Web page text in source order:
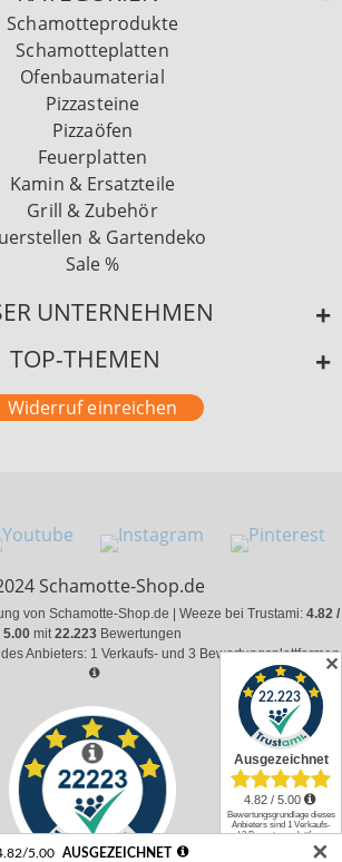
Schamotteprodukte
Schamotteplatten
Ofenbaumaterial
Pizzasteine
Pizzaöfen
Feuerplatten
Kamin & Ersatzteile
Grill & Zubehör
& Gartendeko
Sale %
UNTERNEHMEN
TOP-THEMEN
Widerruf einreichen
Schamotte-Shop.de
von Schamotte-Shop.de | Weeze bei Trustami: 4.82 /
5.00 mit22.223 Bewertungen
Anbieters: 1 Verkaufs- und 3 Bewertungsplattformen
✕
✕